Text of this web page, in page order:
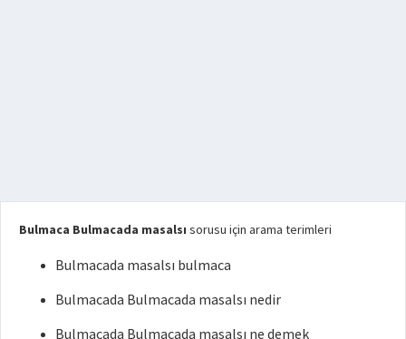
Bulmaca Bulmacada masalsı sorusu için arama terimleri
Bulmacada masalsı bulmaca
Bulmacada Bulmacada masalsı nedir
Bulmacada Bulmacada masalsı ne demek